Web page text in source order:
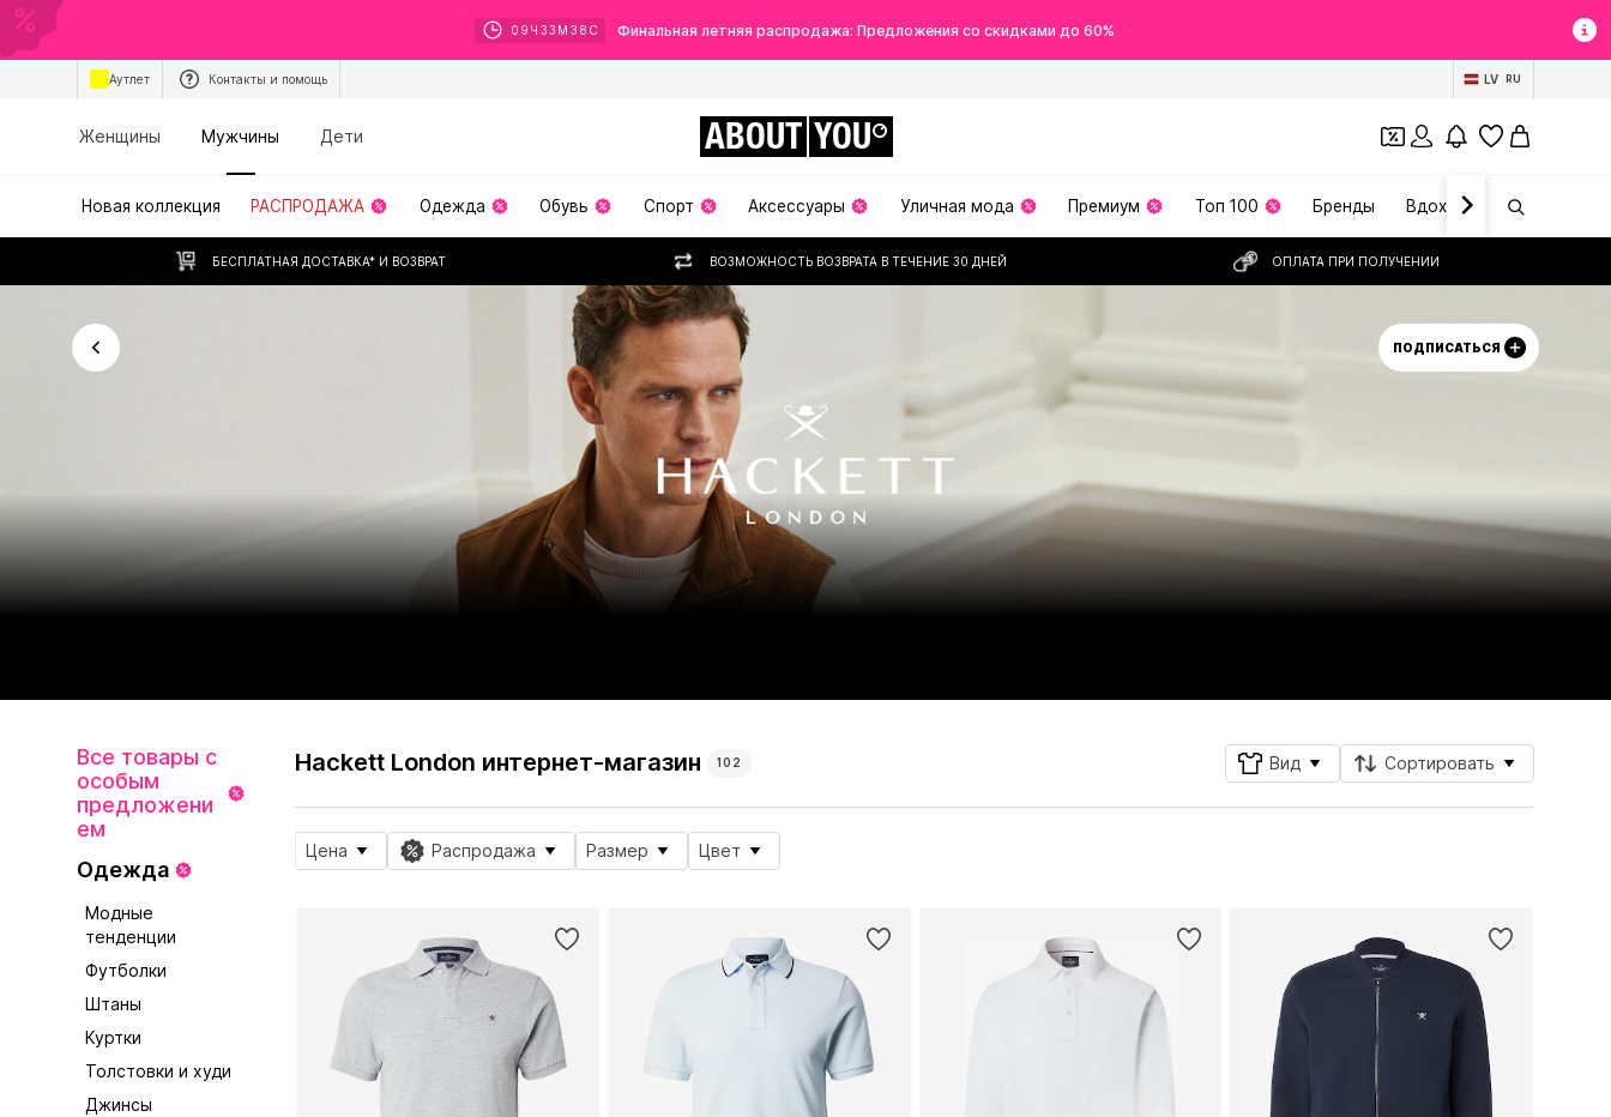
09 Ч 33 М 35 С Финальная летняя распродажа: Предложения со скидками до 60%
Аутлет Контакты и помощь LV RU
Женщины Мужчины Дети ABOUT YOU
Новая коллекция РАСПРОДАЖА Одежда Обувь Спорт Аксессуары Уличная мода Премиум Топ 100 Бренды Вдохновение
БЕСПЛАТНАЯ ДОСТАВКА* И ВОЗВРАТ ВОЗМОЖНОСТЬ ВОЗВРАТА В ТЕЧЕНИЕ 30 ДНЕЙ ОПЛАТА ПРИ ПОЛУЧЕНИИ
ПОДПИСАТЬСЯ
Все товары с
особым
предложени
ем
Одежда
Модные
тенденции
Футболки
Штаны
Куртки
Толстовки и худи
Джинсы
Hackett London интернет-магазин 102 Вид Сортировать
Цена Распродажа Размер Цвет